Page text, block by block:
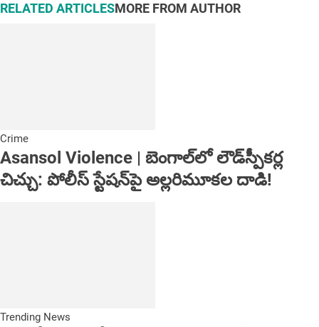
RELATED ARTICLESMORE FROM AUTHOR
Crime
Asansol Violence | బెంగాల్‌లో లౌడ్‌స్పీకర్ల
చిచ్చు: పోలీస్ స్టేషన్‌పై అల్లరిమూకల దాడి!
Trending News